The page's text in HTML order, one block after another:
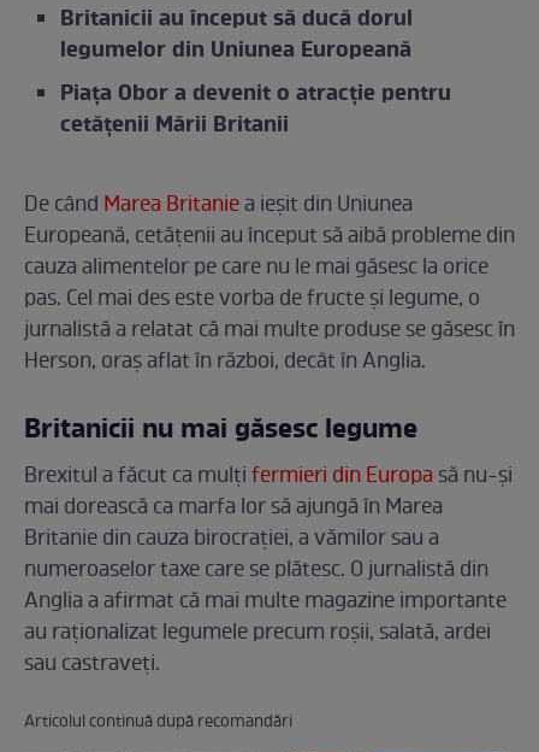
Britanicii au început să ducă dorul
legumelor din Uniunea Europeană
Piața Obor a devenit o atracție pentru
cetățenii Mării Britanii
De când Marea Britaniea ieșit din Uniunea
Europeană, cetățenii au început să aibă probleme din
cauza alimentelor pe care nu le mai găsesc la orice
pas. Cel mai des este vorba de fructe și legume, o
jurnalistă a relatat că mai multe produse se găsesc în
Herson, oraș aflat în război, decât în Anglia.
Britanicii nu mai găsesc legume
Brexitul a făcut ca mulțifermieri din Europa să nu-și
mai dorească ca marfa lor să ajungă în Marea
Britanie din cauza birocrației, a vămilor sau a
numeroaselor taxe care se plătesc. O jurnalistă din
Anglia a afirmat că mai multe magazine importante
au raționalizat legumele precum roșii, salată, ardei
sau castraveți.
Articolul continuă după recomandări